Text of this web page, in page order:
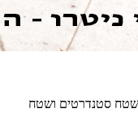
שטח סטנדרטים ושטח